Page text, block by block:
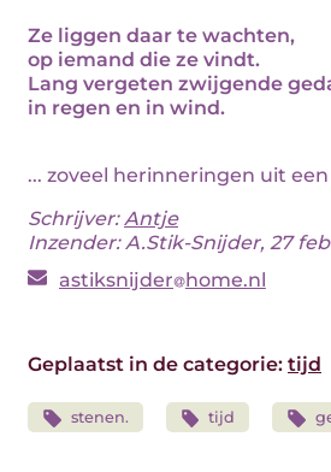
Ze liggen daar te wachten,
op iemand die ze vindt.
Lang vergeten zwijgende
in regen en in wind.
... zoveel herinneringen uit een
Schrijver:Antje
Inzender: A.Stik-Snijder, 27
astiksnijder home.nl
Geplaatst in de categorie: tijd
stenen. tijd